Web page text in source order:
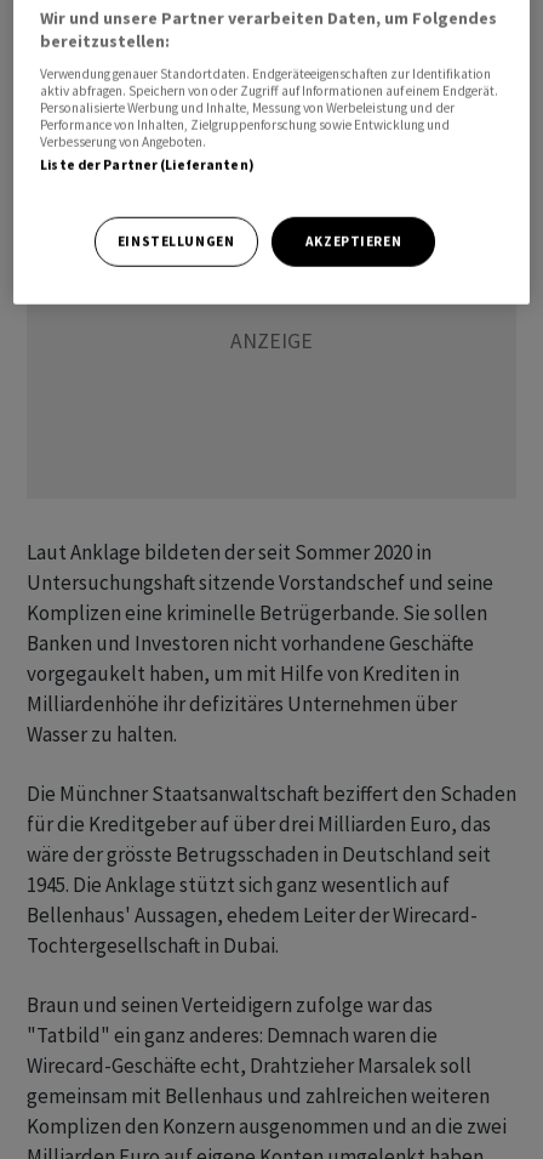
Das würde die Verteidigung Brauns stützen. Dessen
Anwälte beantragten die Verlesung des vollständigen
Schreibens in der Hauptverhandlung. Die Kammer
entschied zunächst nicht über den Antrag, sondern
beendete den Prozesstag.
Laut Anklage bildeten der seit Sommer 2020 in
Untersuchungshaft sitzende Vorstandschef und seine
Komplizen eine kriminelle Betrügerbande. Sie sollen
Banken und Investoren nicht vorhandene Geschäfte
vorgegaukelt haben, um mit Hilfe von Krediten in
Milliardenhöhe ihr defizitäres Unternehmen über
Wasser zu halten.
Die Münchner Staatsanwaltschaft beziffert den Schaden
für die Kreditgeber auf über drei Milliarden Euro, das
wäre der grösste Betrugsschaden in Deutschland seit
1945. Die Anklage stützt sich ganz wesentlich auf
Bellenhaus' Aussagen, ehedem Leiter der Wirecard-
Tochtergesellschaft in Dubai.
Braun und seinen Verteidigern zufolge war das
"Tatbild" ein ganz anderes: Demnach waren die
Wirecard-Geschäfte echt, Drahtzieher Marsalek soll
gemeinsam mit Bellenhaus und zahlreichen weiteren
Komplizen den Konzern ausgenommen und an die zwei
Wir und unsere Partner verarbeiten Daten, um Folgendes
bereitzustellen:
Verwendung genauer Standortdaten. Endgeräteeigenschaften zur Identifikation
aktiv abfragen. Speichern von oder Zugriff auf Informationen auf einem Endgerät.
Personalisierte Werbung und Inhalte, Messung von Werbeleistung und der
Performance von Inhalten, Zielgruppenforschung sowie Entwicklung und
Verbesserung von Angeboten.
Liste der Partner (Lieferanten)
EINSTELLUNGEN AKZEPTIEREN